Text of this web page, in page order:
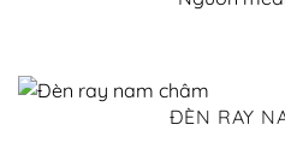
ĐÈN RAY